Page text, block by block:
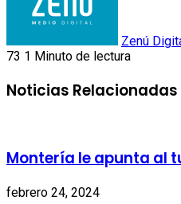
Zenú
73 1 Minuto de lectura
Noticias Relacionadas
Montería le apunta al
febrero 24, 2024